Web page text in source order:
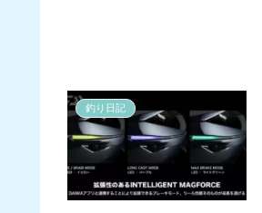
釣り日記